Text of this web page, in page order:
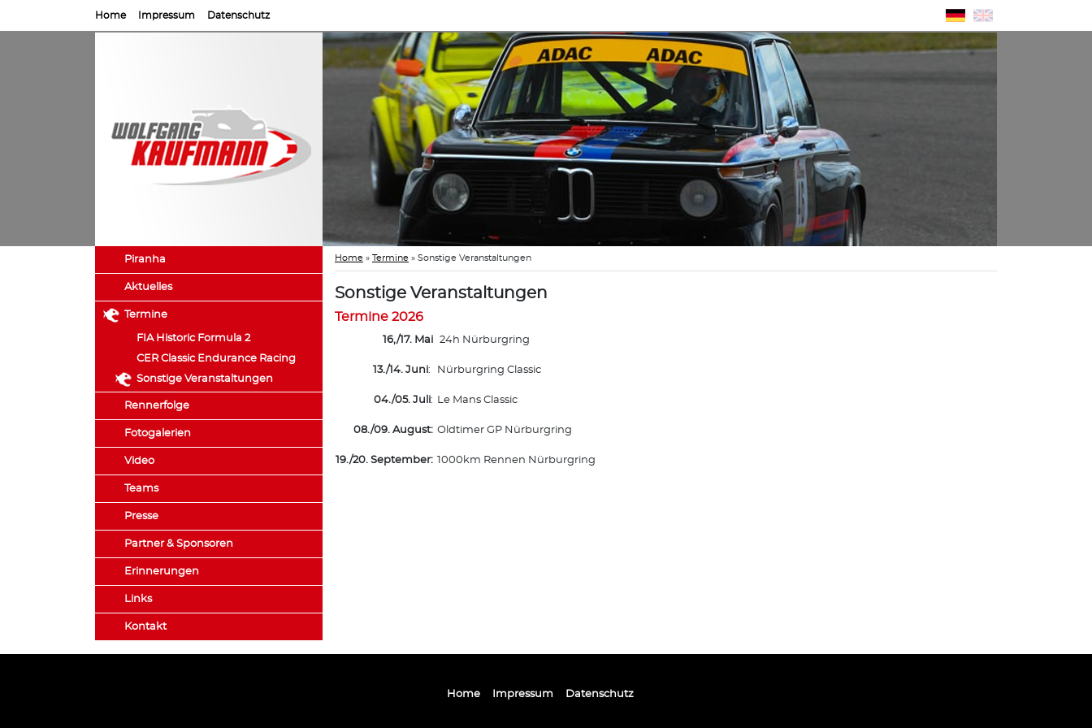
Home Impressum Datenschutz
Piranha
Aktuelles
Termine
FIA Historic Formula 2
CER Classic Endurance Racing
Sonstige Veranstaltungen
Rennerfolge
Fotogalerien
Video
Teams
Presse
Partner & Sponsoren
Erinnerungen
Links
Kontakt
Home » Termine » Sonstige Veranstaltungen
Sonstige Veranstaltungen
Termine 2026
16,/17. Mai 24h Nürburgring
13./14. Juni: Nürburgring Classic
04./05. Juli: Le Mans Classic
08./09. August: Oldtimer GP Nürburgring
19./20. September: 1000km Rennen Nürburgring
Home Impressum Datenschutz